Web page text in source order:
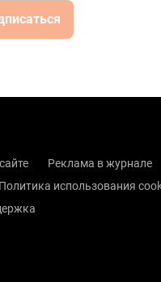
Реклама в журнале
Политика использования